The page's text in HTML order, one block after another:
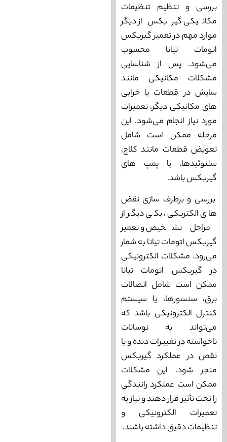
بررسی و تنظیم تنظیمات
مکانیکی گیربکس از دیگر
موارد مهم در تعمیر گیربکس
اتومات تیانا محسوب
می‌شود. پس از شناسایی
مشکلات مکانیکی مانند
سایش در قطعات یا خرابی‌
های مکانیکی دیگر، تعمیرات
مورد نیاز انجام می‌‌شود. این
مرحله ممکن است شامل
تعویض قطعات مانند کلاچ،
سلنوئیدها، یا پمپ‌ های
گیربکس باشد.
بررسی و برطرف‌ سازی نقض‌
های الکتریکی، یکی دیگر از
مراحل تشخیص و تعمیر
گیربکس اتومات تیانا به شمار
می‌رود. مشکلات الکترونیکی
در گیربکس اتومات تیانا
ممکن است شامل اتصالات
برق، سنسورها، یا سیستم
کنترل الکترونیکی باشد که
می‌تواند به نوسانات
ناخواسته در تغییرات دنده و یا
نقص در عملکرد گیربکس
منجر شود. این مشکلات
ممکن است عملکرد رانندگی
را تحت تأثیر قرار دهند و نیاز به
تعمیرات الکترونیکی و
تنظیمات دقیق داشته باشند.